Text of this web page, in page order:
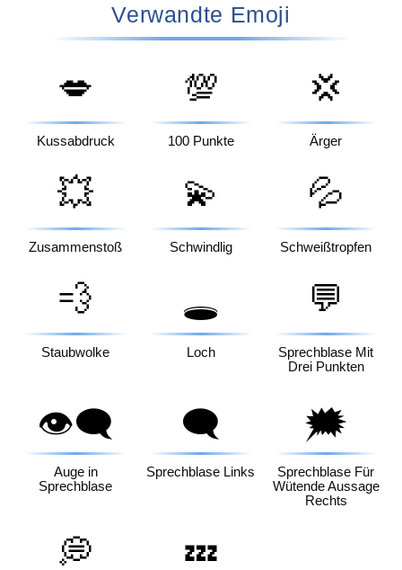
Verwandte Emoji
💋
Kussabdruck
💯
100 Punkte
💢
Ärger
💥
Zusammenstoß
💫
Schwindlig
💦
Schweißtropfen
💨
Staubwolke
🕳️
Loch
💬
Sprechblase Mit
Drei Punkten
👁️‍🗨️
Auge in
Sprechblase
🗨️
Sprechblase Links
🗯️
Sprechblase Für
Wütende Aussage
Rechts
💭 💤